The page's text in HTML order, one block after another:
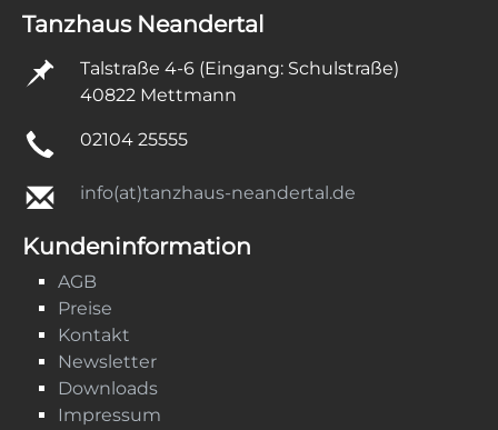
Tanzhaus Neandertal
Talstraße 4-6 (Eingang: Schulstraße)
40822 Mettmann
02104 25555
info(at)tanzhaus-neandertal.de
Kundeninformation
AGB
Preise
Kontakt
Newsletter
Downloads
Impressum